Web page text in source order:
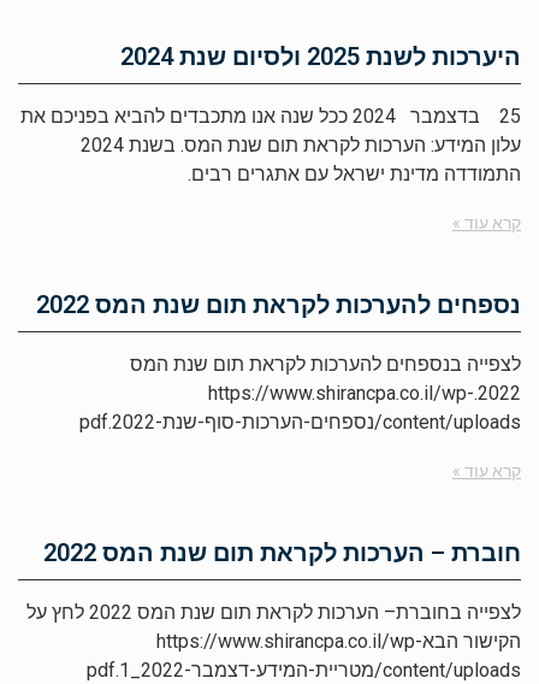
היערכות לשנת 2025 ולסיום שנת 2024
25 בדצמבר 2024 ככל שנה אנו מתכבדים להביא בפניכם את
עלון המידע: הערכות לקראת תום שנת המס. בשנת 2024
התמודדה מדינת ישראל עם אתגרים רבים.
קרא עוד »
נספחים להערכות לקראת תום שנת המס 2022
לצפייה בנספחים להערכות לקראת תום שנת המס
2022.https://www.shirancpa.co.il/wp-
content/uploads/נספחים-הערכות-סוף-שנת-2022.pdf
קרא עוד »
חוברת – הערכות לקראת תום שנת המס 2022
לצפייה בחוברת– הערכות לקראת תום שנת המס 2022 לחץ על
הקישור הבאhttps://www.shirancpa.co.il/wp-
content/uploads/מטריית-המידע-דצמבר-2022_1.pdf